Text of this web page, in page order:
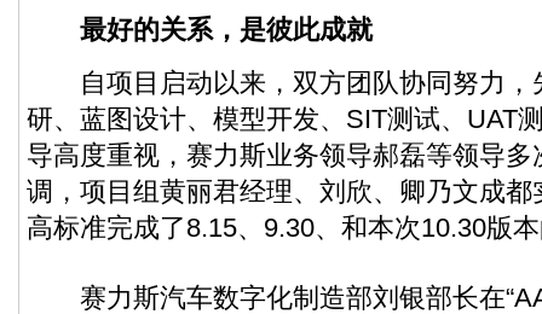
最好的关系，是彼此成就
自项目启动以来，双方团队协同努力，
研、蓝图设计、模型开发、SIT测试、UAT
导高度重视，赛力斯业务领导郝磊等领导
调，项目组黄丽君经理、刘欣、卿乃文成
高标准完成了8.15、9.30、和本次10.30版
赛力斯汽车数字化制造部刘银部长在